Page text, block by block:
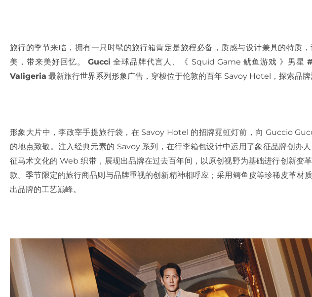
旅行的季节来临，拥有一只时髦的旅行箱肯定是旅程必备，质感与设计兼具的特质
美，带来美好回忆。Gucci 全球品牌代言人、《 Squid Game 鱿鱼游戏 》男星
Valigeria 最新旅行世界系列形象广告，穿梭位于伦敦的百年 Savoy Hotel，探索品牌
形象大片中，李政宰手提旅行袋，在 Savoy Hotel 的招牌霓虹灯前，向 Guccio
的地点致敬。注入经典元素的 Savoy 系列，在行李箱包设计中运用了象征品牌创办
征马术文化的 Web 织带，展现出品牌在过去百年间，以原创视野为基础进行创新变
款。季节限定的旅行商品则与品牌重视的创新精神相呼应；采用鳄鱼皮等珍稀皮革材
出品牌的工艺巅峰。